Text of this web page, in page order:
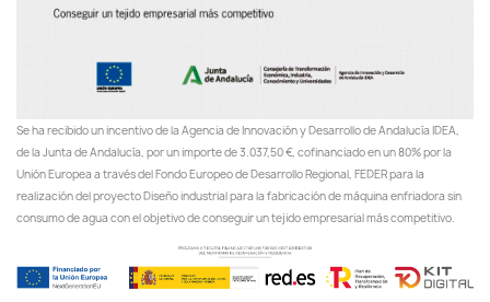
Se ha recibido un incentivo de la Agencia de Innovación y Desarrollo de Andalucía IDEA,
de la Junta de Andalucía, por un importe de 3.037,50 €, cofinanciado en un 80% por la
Unión Europea a través del Fondo Europeo de Desarrollo Regional, FEDER para la
realización del proyecto Diseño industrial para la fabricación de máquina enfriadora sin
consumo de agua con el objetivo de conseguir un tejido empresarial más competitivo.